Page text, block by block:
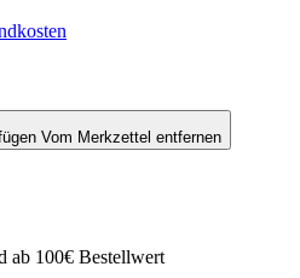
Vom Merkzettel entfernen
ab 100€ Bestellwert